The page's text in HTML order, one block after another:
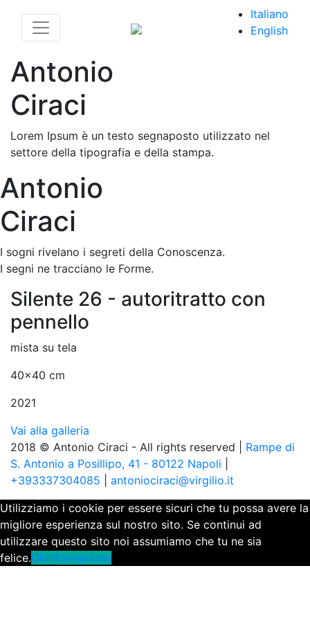
Italiano
English
Antonio
Ciraci
Lorem Ipsum è un testo segnaposto utilizzato nel
settore della tipografia e della stampa.
Antonio
Ciraci
I sogni rivelano i segreti della Conoscenza.
I segni ne tracciano le Forme.
Silente 26 - autoritratto con
pennello
mista su tela
40x40 cm
2021
Vai alla galleria
2018 © Antonio Ciraci - All rights reserved | Rampe di
S. Antonio a Posillipo, 41 - 80122 Napoli
+393337304085
antoniociraci@virgilio.it
Utilizziamo i cookie per essere sicuri che tu possa avere la
migliore esperienza sul nostro sito. Se continui ad
utilizzare questo sito noi assumiamo che tu ne sia
felice.OkInformations